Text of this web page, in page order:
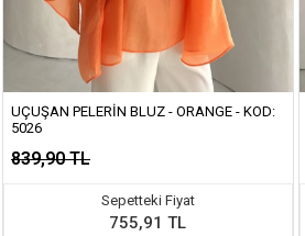
UÇUŞAN PELERIN BLUZ - ORANGE - KOD:
5026
839,90 TL
Sepetteki Fiyat
755,91 TL